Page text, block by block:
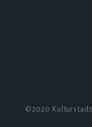
©2020